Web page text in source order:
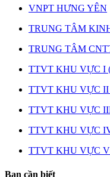
VNPT HƯNG YÊN
TRUNG TÂM
TRUNG TÂM
TTVT KHU VỰC I
TTVT KHU VỰC II
TTVT KHU VỰC
TTVT KHU VỰC
TTVT KHU VỰC V
Bạn cần biết